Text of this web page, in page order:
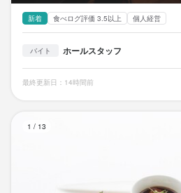
新着 食べログ評価 3.5以上 個人経営
バイト ホールスタッフ
最終更新日：14時間前
1 / 13